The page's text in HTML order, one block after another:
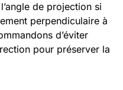
de projection si
perpendiculaire à
d’éviter
pour préserver la